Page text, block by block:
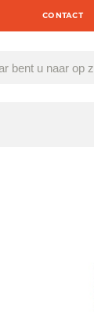
CONTACT